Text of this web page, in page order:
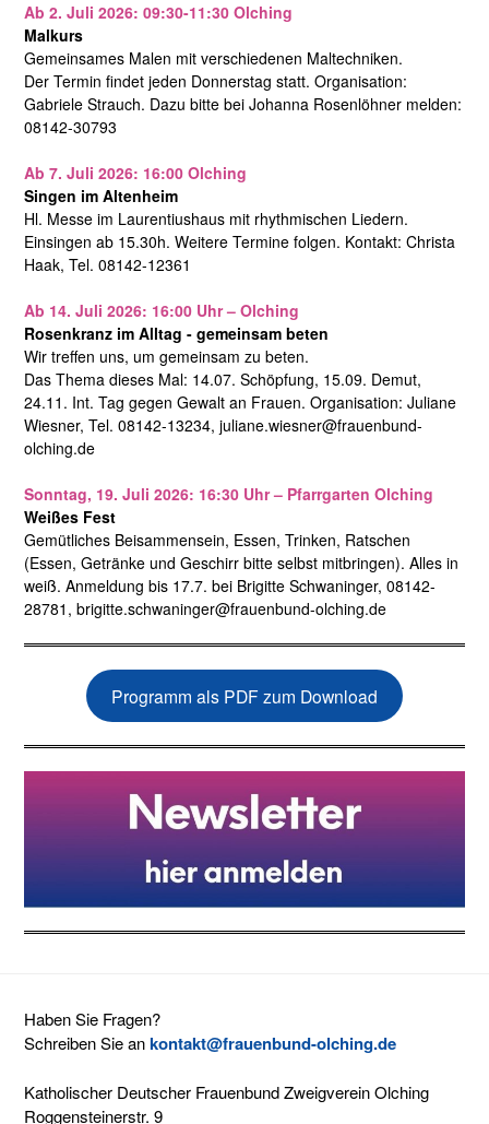
Ab 2. Juli 2026: 09:30-11:30 Olching
Malkurs
Gemeinsames Malen mit verschiedenen Maltechniken.
Der Termin findet jeden Donnerstag statt. Organisation:
Gabriele Strauch. Dazu bitte bei Johanna Rosenlöhner melden:
08142-30793
Ab 7. Juli 2026: 16:00 Olching
Singen im Altenheim
Hl. Messe im Laurentiushaus mit rhythmischen Liedern.
Einsingen ab 15.30h. Weitere Termine folgen. Kontakt: Christa
Haak, Tel. 08142-12361
Ab 14. Juli 2026: 16:00 Uhr – Olching
Rosenkranz im Alltag - gemeinsam beten
Wir treffen uns, um gemeinsam zu beten.
Das Thema dieses Mal: 14.07. Schöpfung, 15.09. Demut,
24.11. Int. Tag gegen Gewalt an Frauen. Organisation: Juliane
Wiesner, Tel. 08142-13234, juliane.wiesner@frauenbund-
olching.de
Sonntag, 19. Juli 2026: 16:30 Uhr – Pfarrgarten Olching
Weißes Fest
Gemütliches Beisammensein, Essen, Trinken, Ratschen
(Essen, Getränke und Geschirr bitte selbst mitbringen). Alles in
weiß. Anmeldung bis 17.7. bei Brigitte Schwaninger, 08142-
28781, brigitte.schwaninger@frauenbund-olching.de
Programm als PDF zum Download
Haben Sie Fragen?
Schreiben Sie ankontakt@frauenbund-olching.de
Katholischer Deutscher Frauenbund Zweigverein Olching
Roggensteinerstr. 9